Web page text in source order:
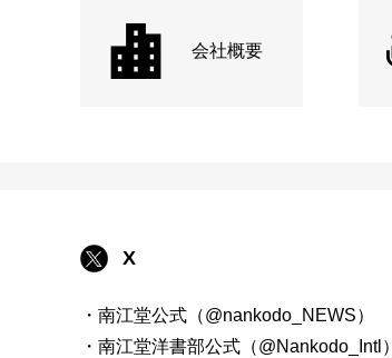
会社概要
X
・南江堂公式（@nankodo_NEWS）
・南江堂洋書部公式（@Nankodo_Intl）